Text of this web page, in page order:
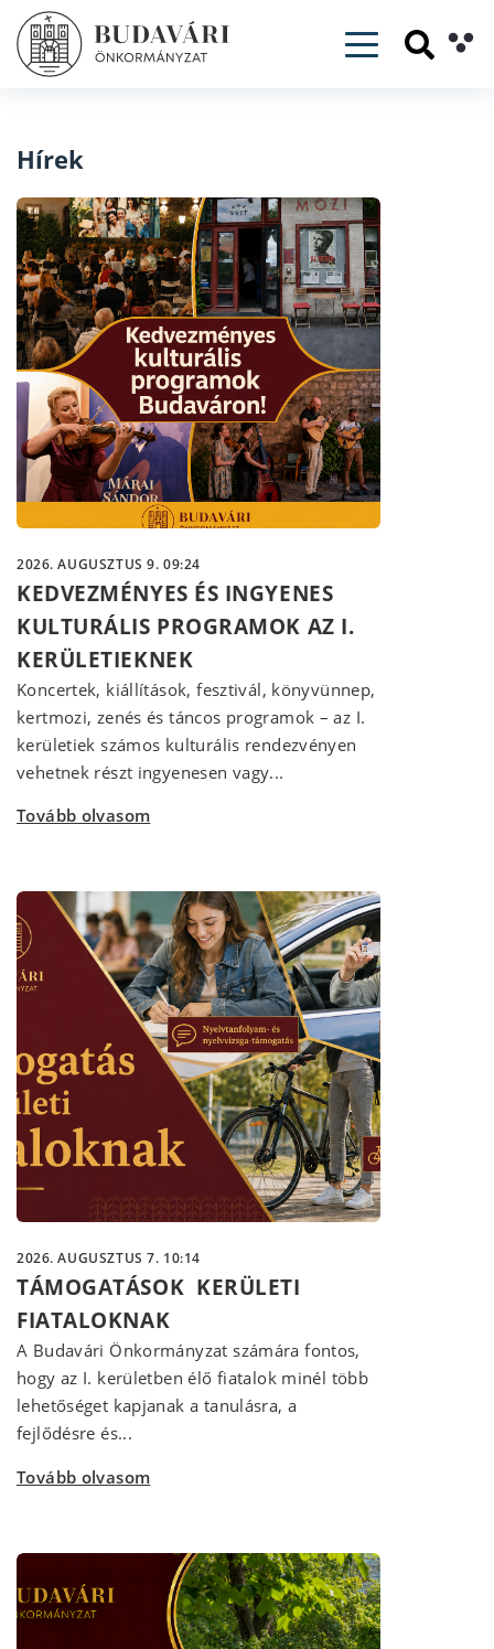
Toggle
Hírek
2026. AUGUSZTUS 9. 09:24
KEDVEZMÉNYES ÉS INGYENES
KULTURÁLIS PROGRAMOK AZ I.
KERÜLETIEKNEK
Koncertek, kiállítások, fesztivál, könyvünnep,
kertmozi, zenés és táncos programok – az I.
kerületiek számos kulturális rendezvényen
vehetnek részt ingyenesen vagy...
Tovább olvasom
2026. AUGUSZTUS 7. 10:14
TÁMOGATÁSOK KERÜLETI
FIATALOKNAK
A Budavári Önkormányzat számára fontos,
hogy az I. kerületben élő fiatalok minél több
lehetőséget kapjanak a tanulásra, a
fejlődésre és...
Tovább olvasom